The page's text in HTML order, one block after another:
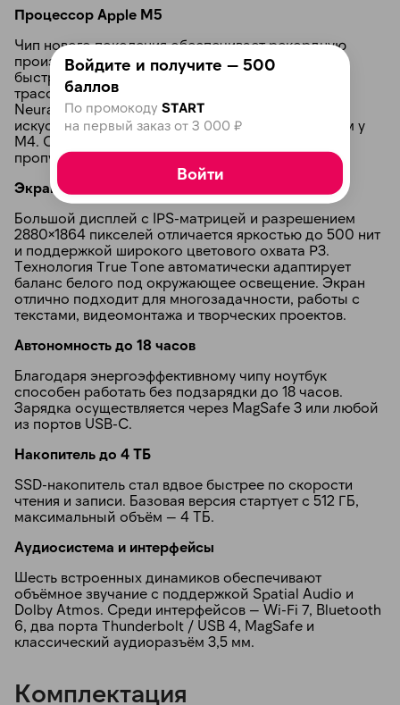
Процессор Apple M5
Чип нового поколения обеспечивает рекордную
производительность: 10-ядерный CPU — самый
быстрый среди ноутбуков, GPU с поддержкой
трассировки лучей третьего поколения, а также
Neural Engine, который ускоряет задачи
искусственного интеллекта в 4 раза быстрее, чем у
M4. Объём унифицированной памяти — до 32 ГБ,
пропускная способность — 153 ГБ/с.
Экран Liquid Retina 15,3"
Большой дисплей с IPS-матрицей и разрешением
2880×1864 пикселей отличается яркостью до 500 нит
и поддержкой широкого цветового охвата P3.
Технология True Tone автоматически адаптирует
баланс белого под окружающее освещение. Экран
отлично подходит для многозадачности, работы с
текстами, видеомонтажа и творческих проектов.
Автономность до 18 часов
Благодаря энергоэффективному чипу ноутбук
способен работать без подзарядки до 18 часов.
Зарядка осуществляется через MagSafe 3 или любой
из портов USB-C.
Накопитель до 4 ТБ
SSD-накопитель стал вдвое быстрее по скорости
чтения и записи. Базовая версия стартует с 512 ГБ,
максимальный объём — 4 ТБ.
Аудиосистема и интерфейсы
Шесть встроенных динамиков обеспечивают
объёмное звучание с поддержкой Spatial Audio и
Dolby Atmos. Среди интерфейсов — Wi-Fi 7, Bluetooth
6, два порта Thunderbolt / USB 4, MagSafe и
классический аудиоразъём 3,5 мм.
Комплектация
Войдите и получите — 500
баллов
По промокоду START
на первый заказ от 3 000 ₽
Войти